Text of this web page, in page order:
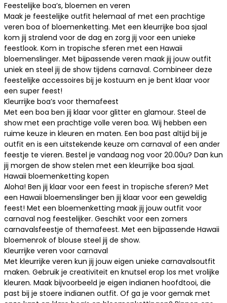
Feestelijke boa’s, bloemen en veren
Maak je feestelijke outfit helemaal af met een prachtige
veren boa of bloemenketting. Met een kleurrijke boa sjaal
kom jij stralend voor de dag en zorg jij voor een unieke
feestlook. Kom in tropische sferen met een Hawaii
bloemenslinger. Met bijpassende veren maak jij jouw outfit
uniek en steel jij de show tijdens carnaval. Combineer deze
feestelijke accessoires bij je kostuum en je bent klaar voor
een super feest!
Kleurrijke boa’s voor themafeest
Met een boa ben jij klaar voor glitter en glamour. Steel de
show met een prachtige volle veren boa. Wij hebben een
ruime keuze in kleuren en maten. Een boa past altijd bij je
outfit en is een uitstekende keuze om carnaval of een ander
feestje te vieren. Bestel je vandaag nog voor 20.00u? Dan kun
jij morgen de show stelen met een kleurrijke boa sjaal.
Hawaii bloemenketting kopen
Aloha! Ben jij klaar voor een feest in tropische sferen? Met
een Hawaii bloemenslinger ben jij klaar voor een geweldig
feest! Met een bloemenketting maak jij jouw outfit voor
carnaval nog feestelijker. Geschikt voor een zomers
carnavalsfeestje of themafeest. Met een bijpassende Hawaii
bloemenrok of blouse steel jij de show.
Kleurrijke veren voor carnaval
Met kleurrijke veren kun jij jouw eigen unieke carnavalsoutfit
maken. Gebruik je creativiteit en knutsel erop los met vrolijke
kleuren. Maak bijvoorbeeld je eigen indianen hoofdtooi, die
past bij je stoere indianen outfit. Of ga je voor gemak met